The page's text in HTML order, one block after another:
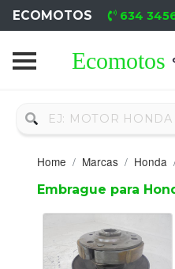
ECOMOTOS 634
Home
Nuevo
Neumáticos
Campa
Motores
Home Marcas Honda
Embrague para